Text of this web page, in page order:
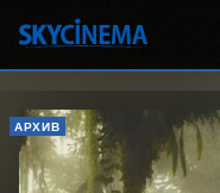
АРХИВ